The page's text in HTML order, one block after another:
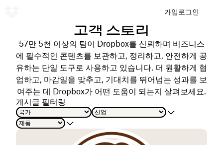
가입 로그인
고객 스토리
57만 5천 이상의 팀이 Dropbox를 신뢰하며 비즈니스
에 필수적인 콘텐츠를 보관하고, 정리하고, 안전하게 공
유하는 단일 도구로 사용하고 있습니다. 더 원활하게 협
업하고, 마감일을 맞추고, 기대치를 뛰어넘는 성과를 보
여주는 데 Dropbox가 어떤 도움이 되는지 살펴보세요.
게시글 필터링